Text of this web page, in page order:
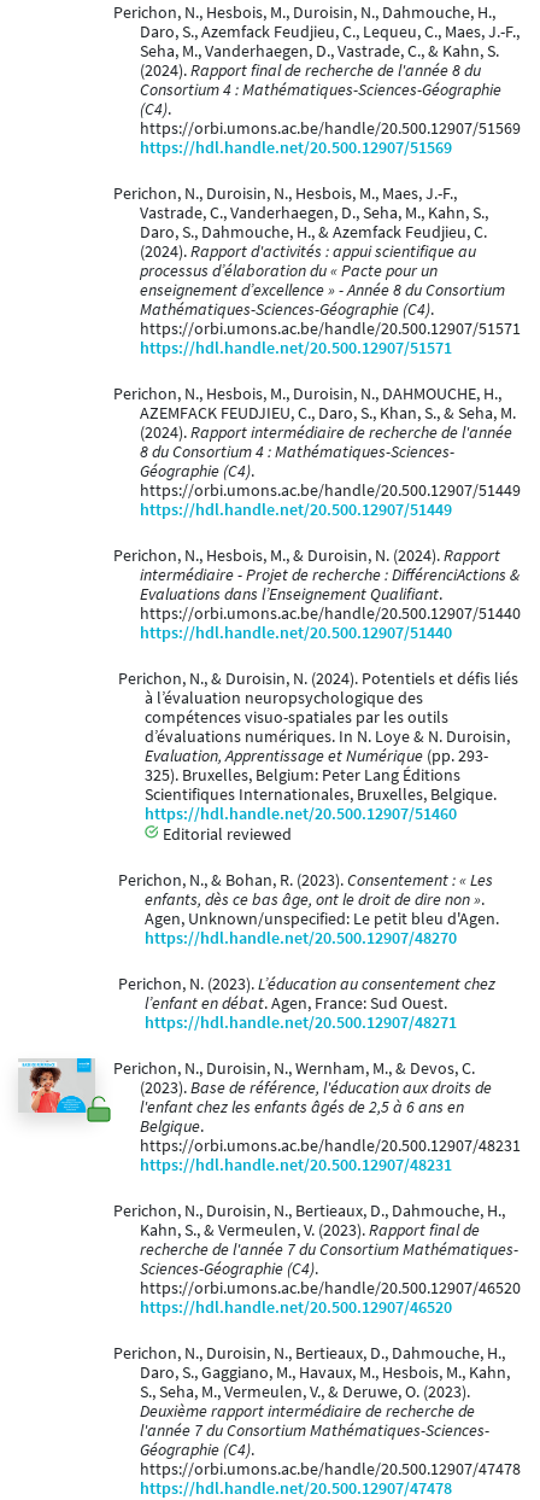
Perichon, N., Hesbois, M., Duroisin, N., Dahmouche, H.,
Daro, S., Azemfack Feudjieu, C., Lequeu, C., Maes, J.-F.,
Seha, M., Vanderhaegen, D., Vastrade, C., & Kahn, S.
(2024).Rapport final de recherche de l'année 8 du
Consortium 4 : Mathématiques-Sciences-Géographie
(C4).
https://orbi.umons.ac.be/handle/20.500.12907/51569
https://hdl.handle.net/20.500.12907/51569
Perichon, N., Duroisin, N., Hesbois, M., Maes, J.-F.,
Vastrade, C., Vanderhaegen, D., Seha, M., Kahn, S.,
Daro, S., Dahmouche, H., & Azemfack Feudjieu, C.
(2024).Rapport d'activités : appui scientifique au
processus d’élaboration du « Pacte pour un
enseignement d’excellence » - Année 8 du Consortium
Mathématiques-Sciences-Géographie (C4).
https://orbi.umons.ac.be/handle/20.500.12907/51571
https://hdl.handle.net/20.500.12907/51571
Perichon, N., Hesbois, M., Duroisin, N., DAHMOUCHE, H.,
AZEMFACK FEUDJIEU, C., Daro, S., Khan, S., & Seha, M.
(2024).Rapport intermédiaire de recherche de l'année
8 du Consortium 4 : Mathématiques-Sciences-
Géographie (C4).
https://orbi.umons.ac.be/handle/20.500.12907/51449
https://hdl.handle.net/20.500.12907/51449
Perichon, N., Hesbois, M., & Duroisin, N. (2024).Rapport
intermédiaire - Projet de recherche : DifférenciActions &
Evaluations dans l’Enseignement Qualifiant.
https://orbi.umons.ac.be/handle/20.500.12907/51440
https://hdl.handle.net/20.500.12907/51440
Perichon, N., & Duroisin, N. (2024). Potentiels et défis liés
à l’évaluation neuropsychologique des
compétences visuo-spatiales par les outils
d’évaluations numériques. In N. Loye & N. Duroisin,
Evaluation, Apprentissage et Numérique (pp. 293-
325). Bruxelles, Belgium: Peter Lang Éditions
Scientifiques Internationales, Bruxelles, Belgique.
https://hdl.handle.net/20.500.12907/51460
Editorial reviewed
Perichon, N., & Bohan, R. (2023).Consentement : « Les
enfants, dès ce bas âge, ont le droit de dire non ».
Agen, Unknown/unspecified: Le petit bleu d'Agen.
https://hdl.handle.net/20.500.12907/48270
Perichon, N. (2023).L’éducation au consentement chez
l’enfant en débat. Agen, France: Sud Ouest.
https://hdl.handle.net/20.500.12907/48271
Perichon, N., Duroisin, N., Wernham, M., & Devos, C.
(2023).Base de référence, l'éducation aux droits de
l'enfant chez les enfants âgés de 2,5 à 6 ans en
Belgique.
https://orbi.umons.ac.be/handle/20.500.12907/48231
https://hdl.handle.net/20.500.12907/48231
Perichon, N., Duroisin, N., Bertieaux, D., Dahmouche, H.,
Kahn, S., & Vermeulen, V. (2023).Rapport final de
recherche de l'année 7 du Consortium Mathématiques-
Sciences-Géographie (C4).
https://orbi.umons.ac.be/handle/20.500.12907/46520
https://hdl.handle.net/20.500.12907/46520
Perichon, N., Duroisin, N., Bertieaux, D., Dahmouche, H.,
Daro, S., Gaggiano, M., Havaux, M., Hesbois, M., Kahn,
S., Seha, M., Vermeulen, V., & Deruwe, O. (2023).
Deuxième rapport intermédiaire de recherche de
l'année 7 du Consortium Mathématiques-Sciences-
Géographie (C4).
https://orbi.umons.ac.be/handle/20.500.12907/47478
https://hdl.handle.net/20.500.12907/47478